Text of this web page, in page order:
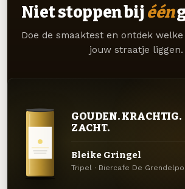
Niet stoppen bij één
Doe de smaaktest en ontdek
jouw straatje liggen.
GOUDEN. KRACHTIG.
ZACHT.
Bleike Gringel
Tripel · Biercafe De